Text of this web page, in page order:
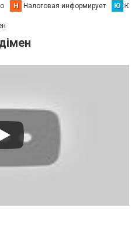
Н Налоговая информирует Ю